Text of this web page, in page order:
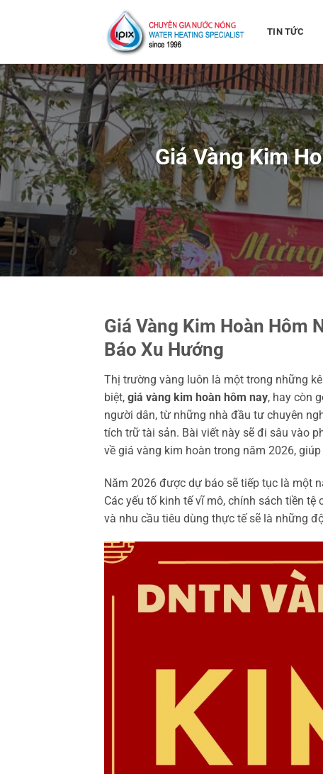
dung
TIN TỨC
Giá Vàng Kim
Giá Vàng Kim Hoàn Hôm
Báo Xu Hướng
Thị trường vàng luôn là một trong những
biệt, giá vàng kim hoàn hôm nay, hay còn
người dân, từ những nhà đầu tư chuyên
tích trữ tài sản. Bài viết này sẽ đi sâu vào
về giá vàng kim hoàn trong năm 2026,
Năm 2026 được dự báo sẽ tiếp tục là một
Các yếu tố kinh tế vĩ mô, chính sách tiền
và nhu cầu tiêu dùng thực tế sẽ là những